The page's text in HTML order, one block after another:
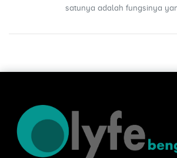
satunya adalah fungsinya